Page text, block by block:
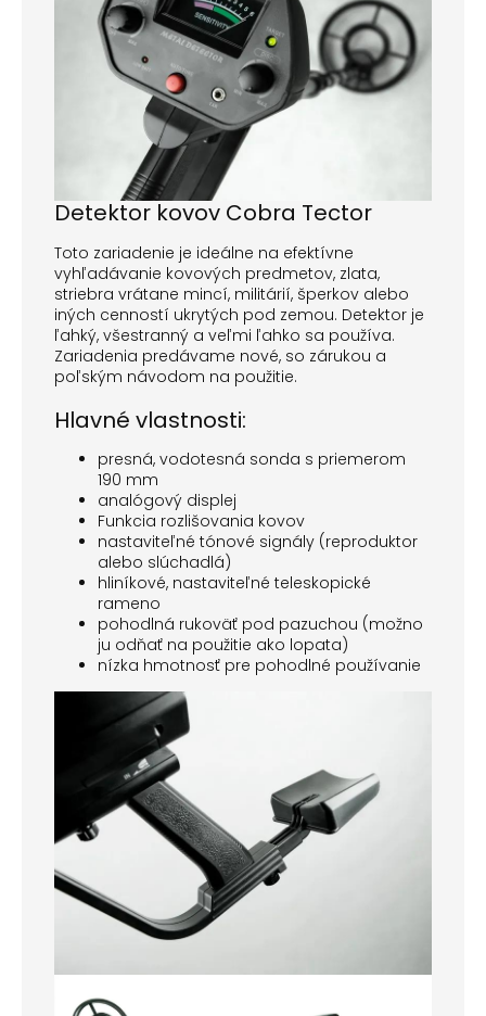
Detektor kovov Cobra Tector
Toto zariadenie je ideálne na efektívne
vyhľadávanie kovových predmetov, zlata,
striebra vrátane mincí, militárií, šperkov alebo
iných cenností ukrytých pod zemou. Detektor je
ľahký, všestranný a veľmi ľahko sa používa.
Zariadenia predávame nové, so zárukou a
poľským návodom na použitie.
Hlavné vlastnosti:
presná, vodotesná sonda s priemerom
190 mm
analógový displej
Funkcia rozlišovania kovov
nastaviteľné tónové signály (reproduktor
alebo slúchadlá)
hliníkové, nastaviteľné teleskopické
rameno
pohodlná rukoväť pod pazuchou (možno
ju odňať na použitie ako lopata)
nízka hmotnosť pre pohodlné používanie